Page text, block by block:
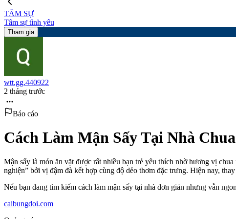
TÂM SỰ
Tâm sự tình yêu
Tham gia
wtt.gg.440922
2 tháng trước
Báo cáo
Cách Làm Mận Sấy Tại Nhà
Mận sấy là món ăn vặt được rất nhiều bạn trẻ yêu thích nhờ hương vị
nghiện” bởi vị đậm đà kết hợp cùng độ dẻo thơm đặc trưng. Hiện nay,
Nếu bạn đang tìm kiếm cách làm mận sấy tại nhà đơn giản nhưng vẫn
caibungdoi.com